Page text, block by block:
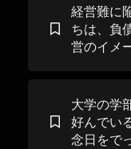
経営難に
ちは、負
営のイメ
大学の学
好んでい
念日をで